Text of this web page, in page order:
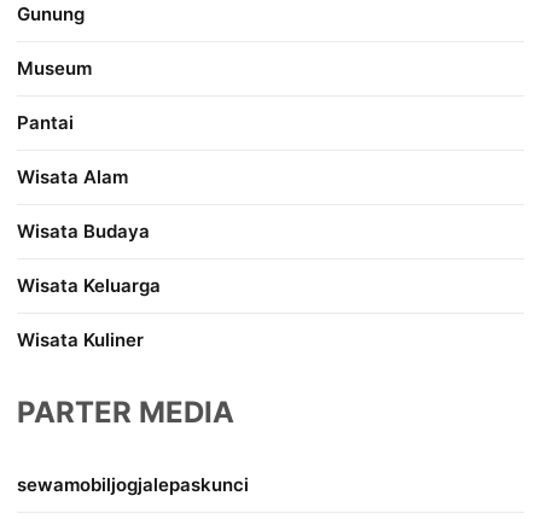
Gunung
Museum
Pantai
Wisata Alam
Wisata Budaya
Wisata Keluarga
Wisata Kuliner
PARTER MEDIA
sewamobiljogjalepaskunci